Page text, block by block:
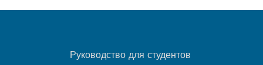
Руководство для студентов